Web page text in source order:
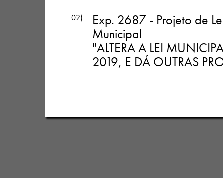
02)
Exp. 2687 - Projeto de
Municipal
"ALTERA A LEI
2019, E DÁ OUTRAS